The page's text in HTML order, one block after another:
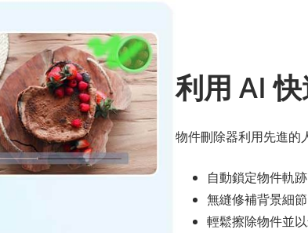
利用 AI
物件刪除器利用先進的
自動鎖定物件軌
無縫修補背景細
輕鬆擦除物件並